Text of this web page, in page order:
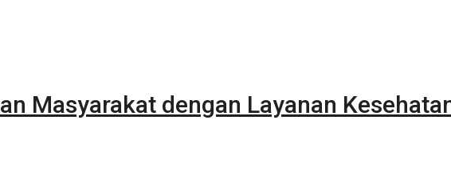
Masyarakat dengan Layanan